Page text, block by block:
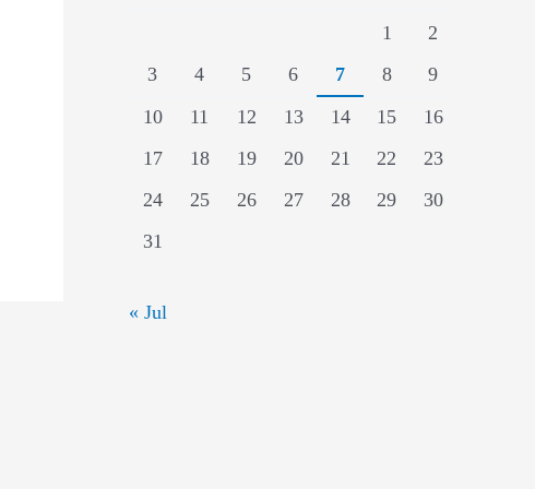
1
2
3
4 5 6 7 8
9
10
11 12 13 14 15
16
17
18 19 20 21 22
23
24
25 26 27 28 29
30
31
« Jul